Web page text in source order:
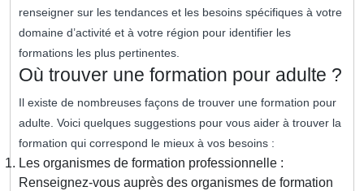
renseigner sur les tendances et les besoins spécifiques à votre
domaine d’activité et à votre région pour identifier les
formations les plus pertinentes.
Où trouver une formation pour adulte ?
Il existe de nombreuses façons de trouver une formation pour
adulte. Voici quelques suggestions pour vous aider à trouver la
formation qui correspond le mieux à vos besoins :
Les organismes de formation professionnelle :
Renseignez-vous auprès des organismes de formation